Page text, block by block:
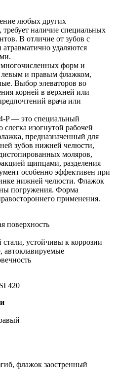
любых других
наличие специальных
В отличие от зубов с
удаляются
форм и
левым и правым флажком,
Выбор элеваторов во
корней в верхней или
врача или
P — это специальный
изогнутой рабочей
предназначенный для
зубов нижней челюсти,
моляров,
щипцами, разделения
особенно эффективен при
нижней челюсти. Флажок
погружения. Форма
применения.
поверхность
устойчивы к коррозии
автоклавируемые
420
флажок заостренный